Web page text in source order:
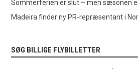
Sommerferien er slut – men sæsonen
Madeira finder ny PR-repræsentant i
SØG BILLIGE FLYBILLETTER